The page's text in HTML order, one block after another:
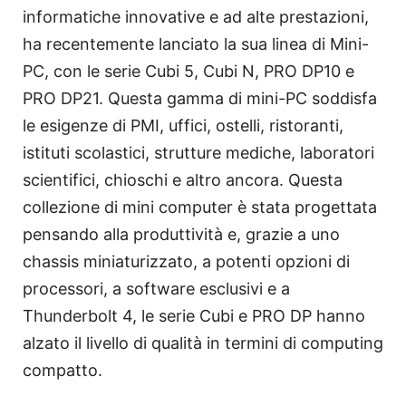
informatiche innovative e ad alte prestazioni,
ha recentemente lanciato la sua linea di Mini-
PC, con le serie Cubi 5, Cubi N, PRO DP10 e
PRO DP21. Questa gamma di mini-PC soddisfa
le esigenze di PMI, uffici, ostelli, ristoranti,
istituti scolastici, strutture mediche, laboratori
scientifici, chioschi e altro ancora. Questa
collezione di mini computer è stata progettata
pensando alla produttività e, grazie a uno
chassis miniaturizzato, a potenti opzioni di
processori, a software esclusivi e a
Thunderbolt 4, le serie Cubi e PRO DP hanno
alzato il livello di qualità in termini di computing
compatto.